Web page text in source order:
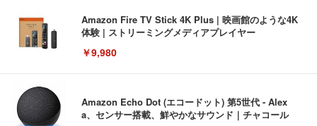
Amazon Fire TV Stick 4K Plus | 映画館のような4K
体験 | ストリーミングメディアプレイヤー
￥9,980
Amazon Echo Dot (エコードット) 第5世代 - Alex
a、センサー搭載、鮮やかなサウンド｜チャコール